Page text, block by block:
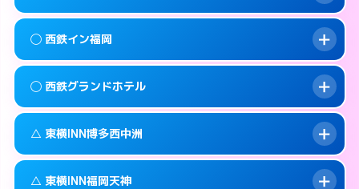
info このホテルの詳細ページを見る →
smartphone 092-739-2055
map 福岡市中央区渡辺通4-8-25
info このホテルの詳細ページを見る →
案内方法:女性が直接お部屋まで伺います。
smartphone 092-738-5533
map 福岡市中央区今川1-3-3
info このホテルの詳細ページを見る →
案内方法: 派遣できません。
smartphone 092-713-5454
map 福岡市中央区渡辺通4-7-1
info このホテルの詳細ページを見る →
◯ 西鉄イン福岡
案内方法:女性が直接お部屋まで伺います。
smartphone 092-712-5858
map 福岡市中央区天神1-16-1
◯ 西鉄グランドホテル
案内方法:女性が直接お部屋まで伺います。
△ 東横INN博多西中洲
△ 東横INN福岡天神